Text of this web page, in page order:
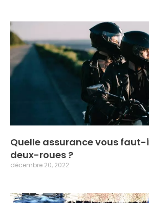
Quelle assurance vous
deux-roues ?
décembre 20, 2022